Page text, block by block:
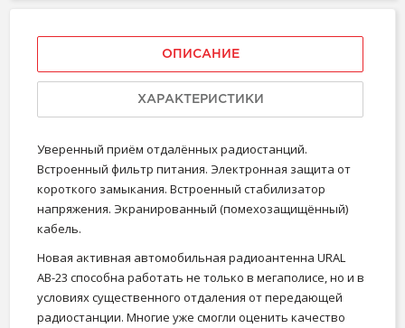
ОПИСАНИЕ
ХАРАКТЕРИСТИКИ
Уверенный приём отдалённых радиостанций.
Встроенный фильтр питания. Электронная защита от
короткого замыкания. Встроенный стабилизатор
напряжения. Экранированный (помехозащищённый)
кабель.
Новая активная автомобильная радиоантенна URAL
АВ-23 способна работать не только в мегаполисе, но и в
условиях существенного отдаления от передающей
радиостанции. Многие уже смогли оценить качество